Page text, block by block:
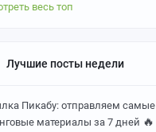
весь топ
Лучшие посты недели
Пикабу: отправляем самые
материалы за 7 дней 🔥